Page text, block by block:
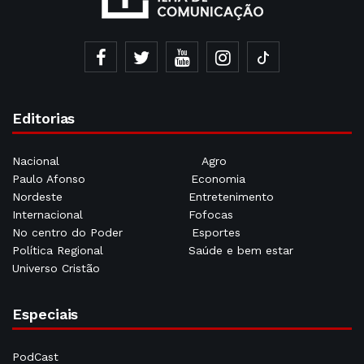
Editorias
Nacional
Agro
Paulo Afonso
Economia
Nordeste
Entretenimento
Internacional
Fofocas
No centro do Poder
Esportes
Política Regional
Saúde e bem estar
Universo Cristão
Especiais
PodCast